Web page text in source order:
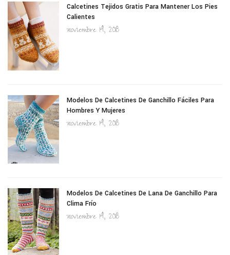
Calcetines Tejidos Gratis Para Mantener Los Pies
Calientes
noviembre 14, 2018
Modelos De Calcetines De Ganchillo Fáciles Para
Hombres Y Mujeres
noviembre 14, 2018
Modelos De Calcetines De Lana De Ganchillo Para
Clima Frío
noviembre 14, 2018